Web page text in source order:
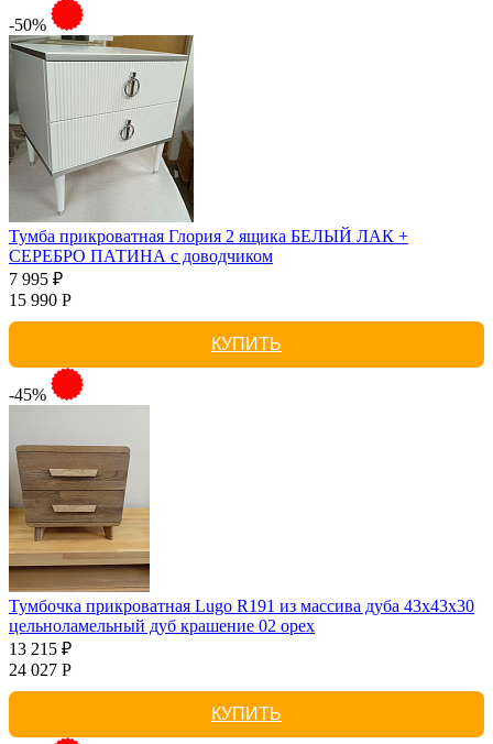
-50%
Тумба прикроватная Глория 2 ящика БЕЛЫЙ ЛАК +
СЕРЕБРО ПАТИНА с доводчиком
7 995 ₽
15 990 Р
КУПИТЬ
-45%
Тумбочка прикроватная Lugo R191 из массива дуба 43х43х30
цельноламельный дуб крашение 02 орех
13 215 ₽
24 027 Р
КУПИТЬ